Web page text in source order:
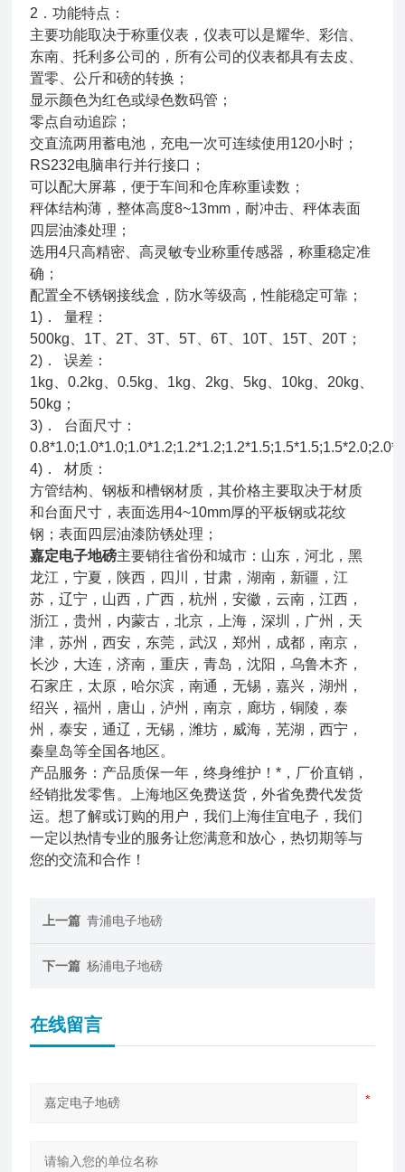
2．功能特点：
主要功能取决于称重仪表，仪表可以是耀华、彩信、
东南、托利多公司的，所有公司的仪表都具有去皮、
置零、公斤和磅的转换；
显示颜色为红色或绿色数码管；
零点自动追踪；
交直流两用蓄电池，充电一次可连续使用120小时；
RS232电脑串行并行接口；
可以配大屏幕，便于车间和仓库称重读数；
秤体结构薄，整体高度8~13mm，耐冲击、秤体表面
四层油漆处理；
选用4只高精密、高灵敏专业称重传感器，称重稳定准
确；
配置全不锈钢接线盒，防水等级高，性能稳定可靠；
1)． 量程：
500kg、1T、2T、3T、5T、6T、10T、15T、20T；
2)． 误差：
1kg、0.2kg、0.5kg、1kg、2kg、5kg、10kg、20kg、
50kg；
3)． 台面尺寸：
4)． 材质：
方管结构、钢板和槽钢材质，其价格主要取决于材质
和台面尺寸，表面选用4~10mm厚的平板钢或花纹
钢；表面四层油漆防锈处理；
嘉定电子地磅主要销往省份和城市：山东，河北，黑
龙江，宁夏，陕西，四川，甘肃，湖南，新疆，江
苏，辽宁，山西，广西，杭州，安徽，云南，江西，
浙江，贵州，内蒙古，北京，上海，深圳，广州，天
津，苏州，西安，东莞，武汉，郑州，成都，南京，
长沙，大连，济南，重庆，青岛，沈阳，乌鲁木齐，
石家庄，太原，哈尔滨，南通，无锡，嘉兴，湖州，
绍兴，福州，唐山，泸州，南京，廊坊，铜陵，泰
州，泰安，通辽，无锡，潍坊，威海，芜湖，西宁，
秦皇岛等全国各地区。
产品服务：产品质保一年，终身维护！*，厂价直销，
经销批发零售。上海地区免费送货，外省免费代发货
运。想了解或订购的用户，我们上海佳宜电子，我们
一定以热情专业的服务让您满意和放心，热切期等与
您的交流和合作！
上一篇 青浦电子地磅
下一篇 杨浦电子地磅
在线留言